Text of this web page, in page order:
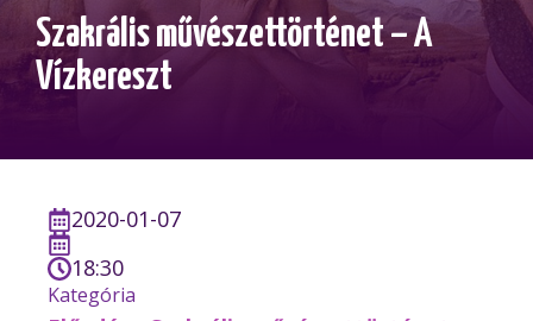
Szakrális művészettörténet – A
Vízkereszt
2020-01-07
18:30
Kategória